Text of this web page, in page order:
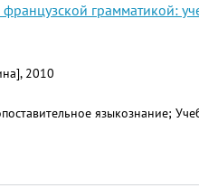
грамматикой:
2010
языкознание;